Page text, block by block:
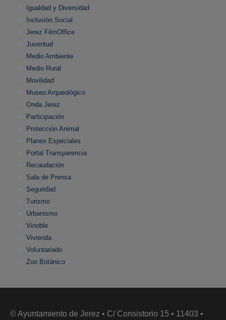
Igualdad y Diversidad
Inclusión Social
Jerez FilmOffice
Juventud
Medio Ambiente
Medio Rural
Movilidad
Museo Arqueológico
Onda Jerez
Participación
Protección Animal
Planes Especiales
Portal Transparencia
Recaudación
Sala de Prensa
Seguridad
Turismo
Urbanismo
Vinoble
Vivienda
Voluntariado
Zoo Botánico
© Ayuntamiento de Jerez • C/ Consistorio 15 • 11403 •